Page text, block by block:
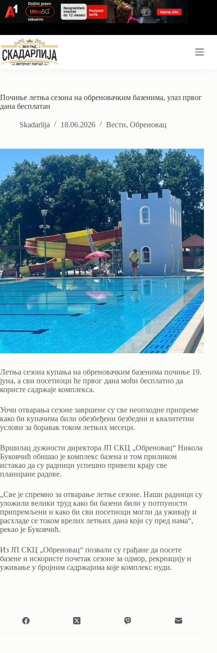
Почиње летња сезона на обреновачким базенима, улаз првог
дана бесплатан
Skadarlija 18.06.2026 Вести, Обреновац
Летња сезона купања на обреновачким базенима почиње 19.
јуна, а сви посетиоци ће првог дана моћи бесплатно да
користе садржаје комплекса.
Уочи отварања сезоне завршене су све неопходне припреме
како би купачима били обезбеђени безбедни и квалитетни
услови за боравак током летњих месеци.
Вршилац дужности директора ЈП СКЦ „Обреновац“ Никола
Буковчић обишао је комплекс базена и том приликом
истакао да су радници успешно привели крају све
планиране радове.
„Све је спремно за отварање летње сезоне. Наши радници су
уложили велики труд како би базени били у потпуности
припремљени и како би сви посетиоци могли да уживају и
расхладе се током врелих летњих дана који су пред нама“,
рекао је Буковчић.
Из ЈП СКЦ „Обреновац“ позвали су грађане да посете
базене и искористе почетак сезоне за одмор, рекреацију и
уживање у бројним садржајима које комплекс нуди.